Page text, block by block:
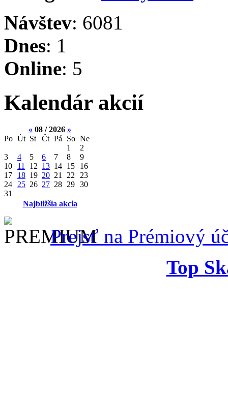
Návštev: 6081
Dnes: 1
Online: 5
Kalendár akcií
« 08 / 2026 »
Po Út St Čt Pá So Ne
1
2
3
4 5 6 7 8
9
10
11 12 13 14 15
16
17
18 19 20 21 22
23
24
25 26 27 28 29 30
31
Najbližšia akcia
Prejsť na Prémiový
Top